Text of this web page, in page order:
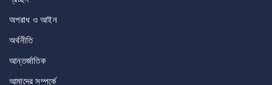
অপরাধ ও আইন
অর্থনীতি
আন্তর্জাতিক
আমাদের সম্পর্কে